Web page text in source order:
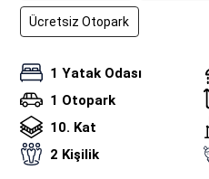
Ücretsiz Otopark
1 Yatak Odası
1 Otopark
10. Kat
2 Kişilik